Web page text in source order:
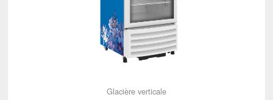
Glacière verticale